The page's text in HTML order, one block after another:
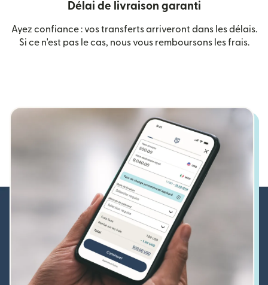
Délai de livraison garanti
Ayez confiance : vos transferts arriveront dans les délais.
Si ce n'est pas le cas, nous vous remboursons les frais.